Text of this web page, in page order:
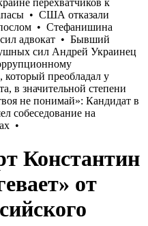
Константин
от